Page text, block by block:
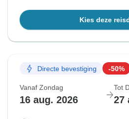
Kies deze
Directe bevestiging -50%
Vanaf Zondag
16 aug. 2026
Tot
27